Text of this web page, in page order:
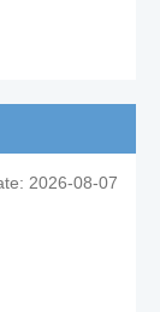
2026-08-07